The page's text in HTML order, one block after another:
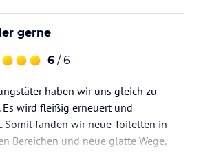
gerne
6 / 6
haben wir uns gleich zu
wird fleißig erneuert und
Somit fanden wir neue Toiletten in
Bereichen und neue glatte Wege,